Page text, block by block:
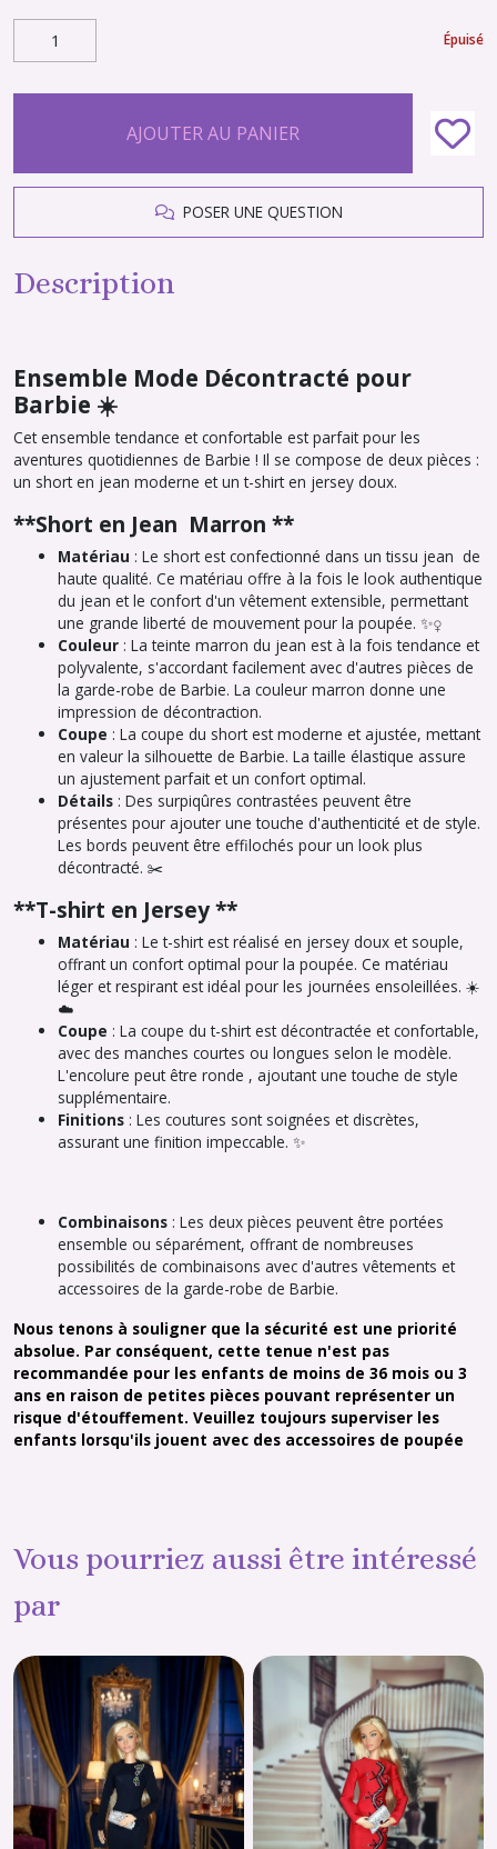
Épuisé
AJOUTER AU PANIER
POSER UNE QUESTION
Description
Ensemble Mode Décontracté pour
Barbie ☀️
Cet ensemble tendance et confortable est parfait pour les
aventures quotidiennes de Barbie ! Il se compose de deux pièces :
un short en jean moderne et un t-shirt en jersey doux.
**Short en Jean Marron **
Matériau : Le short est confectionné dans un tissu jean de
haute qualité. Ce matériau offre à la fois le look authentique
du jean et le confort d'un vêtement extensible, permettant
une grande liberté de mouvement pour la poupée. ✨‍♀️
Couleur : La teinte marron du jean est à la fois tendance et
polyvalente, s'accordant facilement avec d'autres pièces de
la garde-robe de Barbie. La couleur marron donne une
impression de décontraction.
Coupe : La coupe du short est moderne et ajustée, mettant
en valeur la silhouette de Barbie. La taille élastique assure
un ajustement parfait et un confort optimal.
Détails : Des surpiqûres contrastées peuvent être
présentes pour ajouter une touche d'authenticité et de style.
Les bords peuvent être effilochés pour un look plus
décontracté. ✂️
**T-shirt en Jersey **
Matériau : Le t-shirt est réalisé en jersey doux et souple,
offrant un confort optimal pour la poupée. Ce matériau
léger et respirant est idéal pour les journées ensoleillées. ☀️
☁️
Coupe : La coupe du t-shirt est décontractée et confortable,
avec des manches courtes ou longues selon le modèle.
L'encolure peut être ronde , ajoutant une touche de style
supplémentaire.
Finitions : Les coutures sont soignées et discrètes,
assurant une finition impeccable. ✨
Combinaisons : Les deux pièces peuvent être portées
ensemble ou séparément, offrant de nombreuses
possibilités de combinaisons avec d'autres vêtements et
accessoires de la garde-robe de Barbie.
Nous tenons à souligner que la sécurité est une priorité
absolue. Par conséquent, cette tenue n'est pas
recommandée pour les enfants de moins de 36 mois ou 3
ans en raison de petites pièces pouvant représenter un
risque d'étouffement. Veuillez toujours superviser les
enfants lorsqu'ils jouent avec des accessoires de poupée
Vous pourriez aussi être intéressé
par